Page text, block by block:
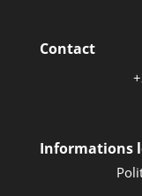
Contact
Informations